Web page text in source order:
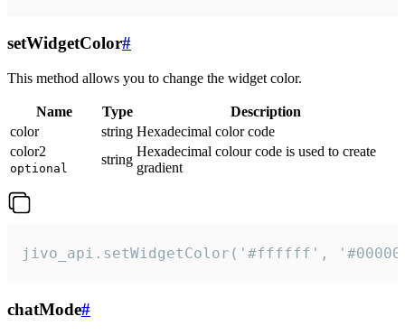
setWidgetColor#
This method allows you to change the widget color.
Name Type
Description
color
string Hexadecimal color code
color2
optional
string
Hexadecimal colour code is used to create
gradient
jivo_api.setWidgetColor('#ffffff',
chatMode#